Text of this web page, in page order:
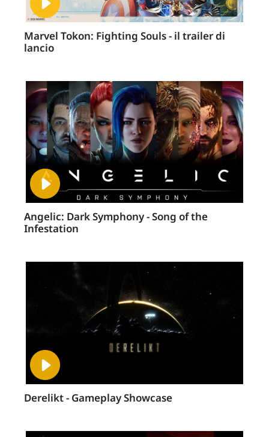
Marvel Tokon: Fighting Souls - il trailer di
lancio
Angelic: Dark Symphony - Song of the
Infestation
Derelikt - Gameplay Showcase